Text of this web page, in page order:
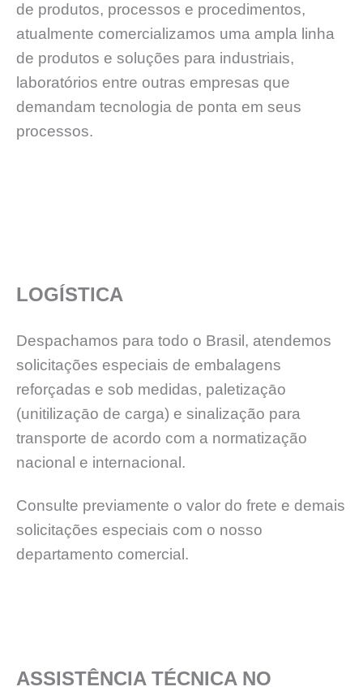
de produtos, processos e procedimentos,
atualmente comercializamos uma ampla linha
de produtos e soluções para industriais,
laboratórios entre outras empresas que
demandam tecnologia de ponta em seus
processos.
LOGÍSTICA
Despachamos para todo o Brasil, atendemos
solicitações especiais de embalagens
reforçadas e sob medidas, paletizaçāo
(unitilizaçāo de carga) e sinalização para
transporte de acordo com a normatização
nacional e internacional.
Consulte previamente o valor do frete e demais
solicitações especiais com o nosso
departamento comercial.
ASSISTÊNCIA TÉCNICA NO